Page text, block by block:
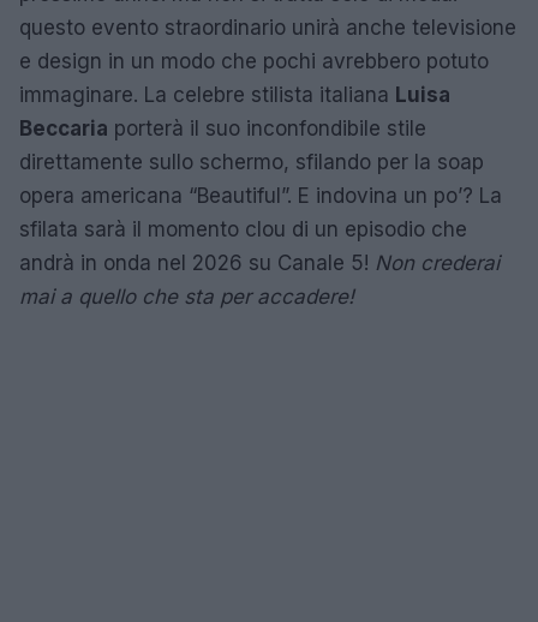
questo evento straordinario unirà anche televisione
e design in un modo che pochi avrebbero potuto
immaginare. La celebre stilista italiana Luisa
Beccaria porterà il suo inconfondibile stile
direttamente sullo schermo, sfilando per la soap
opera americana “Beautiful”. E indovina un po’? La
sfilata sarà il momento clou di un episodio che
andrà in onda nel 2026 su Canale 5! Non crederai
mai a quello che sta per accadere!